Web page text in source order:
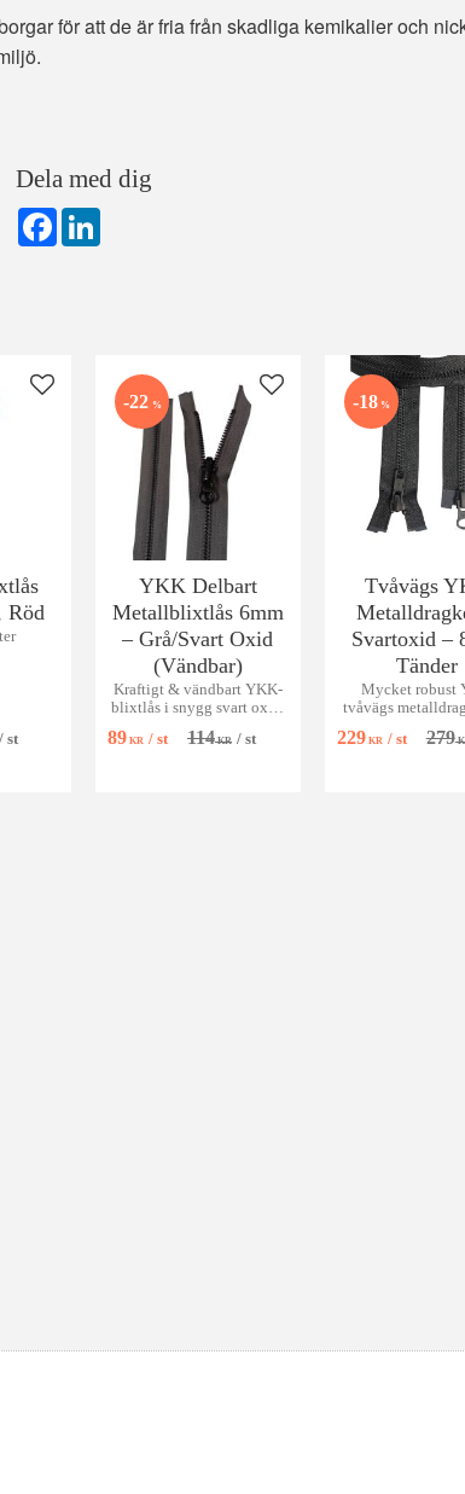
för att de är fria från skadliga kemikalier och
Dela med dig
F
L
Röd
/st
Lägg till i favoriter
YKK Delbart
Metallblixtlås 6mm
– Grå/Svart Oxid
(Vändbar)
Kraftigt & vändbart YKK-
blixtlås i snygg svart oxid.
vändbara plagg!
89KR / st 114KR / st
22 % Lägg till i favoriter
Tvåvägs
Svartoxid –
Tänder
Mycket robust
tvåvägs
för tunga jackor,
229KR / st 279
18 %